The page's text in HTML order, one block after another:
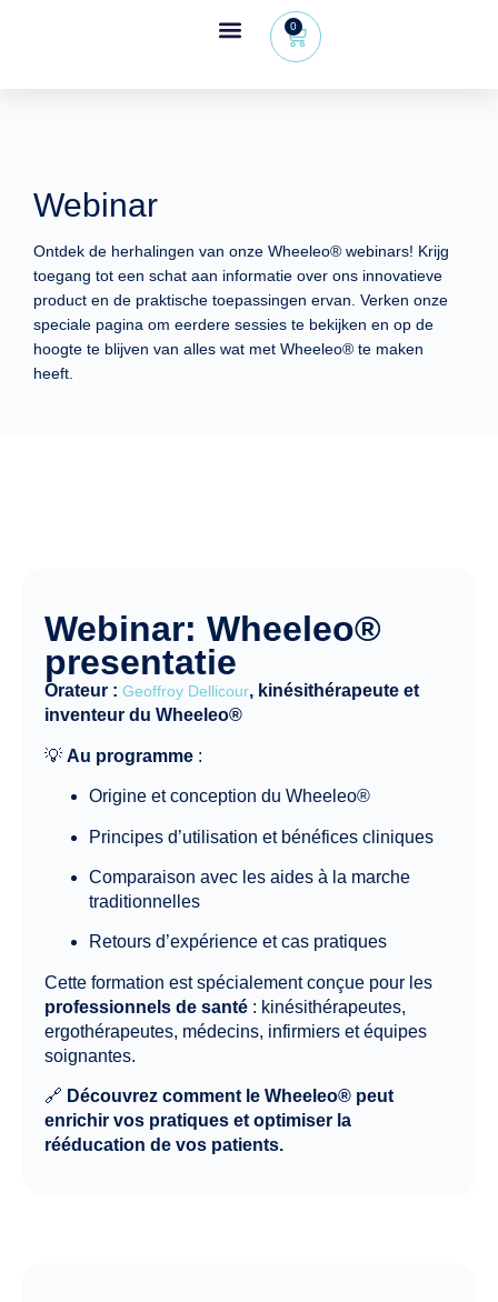
0
Webinar
Ontdek de herhalingen van onze Wheeleo® webinars! Krijg
toegang tot een schat aan informatie over ons innovatieve
product en de praktische toepassingen ervan. Verken onze
speciale pagina om eerdere sessies te bekijken en op de
hoogte te blijven van alles wat met Wheeleo® te maken
heeft.
Webinar: Wheeleo®
presentatie
Orateur : Geoffroy Dellicour, kinésithérapeute et
inventeur du Wheeleo®
💡 Au programme :
Origine et conception du Wheeleo®
Principes d’utilisation et bénéfices cliniques
Comparaison avec les aides à la marche
traditionnelles
Retours d’expérience et cas pratiques
Cette formation est spécialement conçue pour les
professionnels de santé : kinésithérapeutes,
ergothérapeutes, médecins, infirmiers et équipes
soignantes.
🔗 Découvrez comment le Wheeleo® peut
enrichir vos pratiques et optimiser la
rééducation de vos patients.